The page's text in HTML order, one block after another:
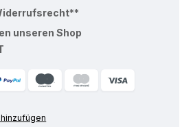
unseren Shop